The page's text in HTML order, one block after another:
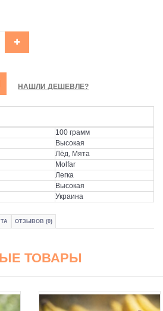
НАШЛИ ДЕШЕВЛЕ?
100 грамм
Высокая
Лёд, Мята
Molfar
Легка
Высокая
Украина
ОТЗЫВОВ (0)
ТОВАРЫ